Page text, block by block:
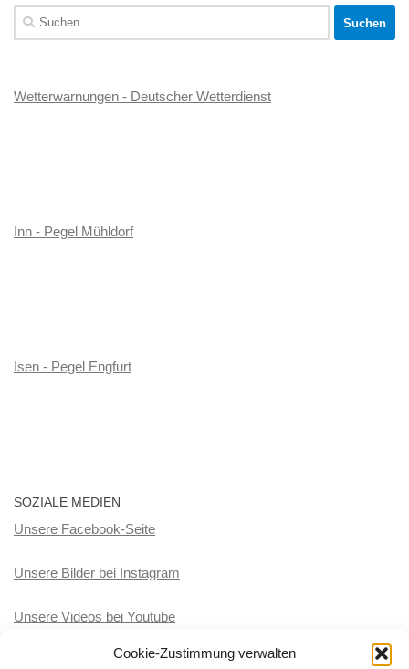
Cookie-Zustimmung verwalten
Suchen
nach:
Wetterwarnungen - Deutscher Wetterdienst
Inn - Pegel Mühldorf
Isen - Pegel Engfurt
SOZIALE MEDIEN
Unsere Facebook-Seite
Unsere Bilder bei Instagram
Unsere Videos bei Youtube